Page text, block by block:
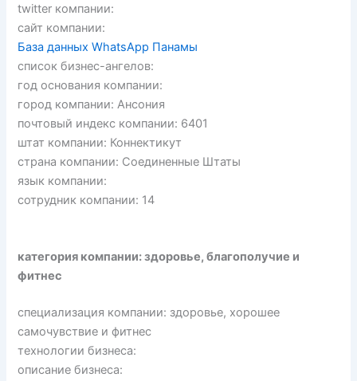
twitter компании:
сайт компании:
База данных WhatsApp Панамы
список бизнес-ангелов:
год основания компании:
город компании: Ансония
почтовый индекс компании: 6401
штат компании: Коннектикут
страна компании: Соединенные Штаты
язык компании:
сотрудник компании: 14
категория компании: здоровье, благополучие и
фитнес
специализация компании: здоровье, хорошее
самочувствие и фитнес
технологии бизнеса:
описание бизнеса: